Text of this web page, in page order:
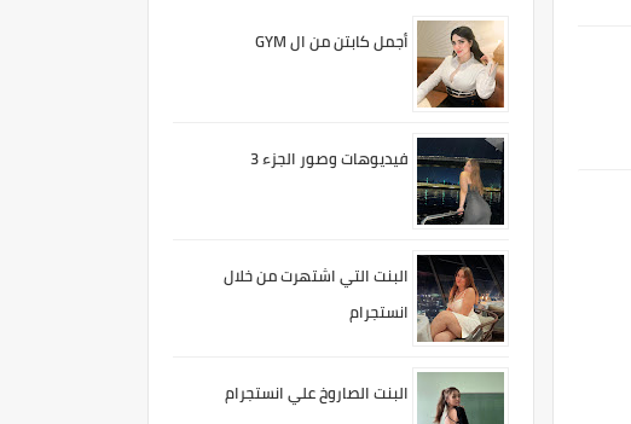
أجمل كابتن من ال GYM
فيديوهات وصور الجزء 3
البنت التي اشتهرت من خلال
انستجرام
البنت الصاروخ علي انستجرام